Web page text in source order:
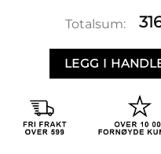
Totalsum:
LEGG I